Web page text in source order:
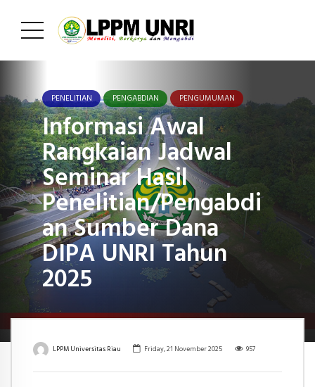
PENELITIAN PENGABDIAN PENGUMUMAN
Informasi Awal
Rangkaian Jadwal
Seminar Hasil
Penelitian/Pengabdi
an Sumber Dana
DIPA UNRI Tahun
2025
LPPM Universitas Riau Friday, 21 November 2025 957